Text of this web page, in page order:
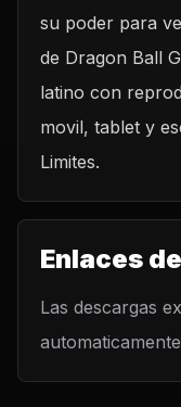
su poder para
de Dragon Ball
latino con
movil, tablet y
Limites.
Enlaces
Las descargas